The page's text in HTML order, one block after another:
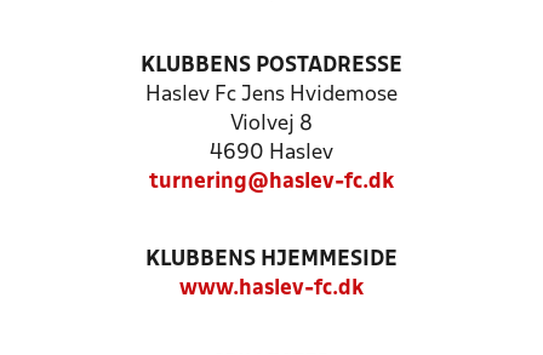
KLUBBENS POSTADRESSE
Haslev Fc Jens Hvidemose
Violvej 8
4690 Haslev
turnering@haslev-fc.dk
KLUBBENS HJEMMESIDE
www.haslev-fc.dk